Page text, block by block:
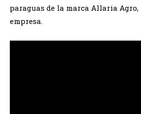
paraguas de la marca Allaria
empresa.